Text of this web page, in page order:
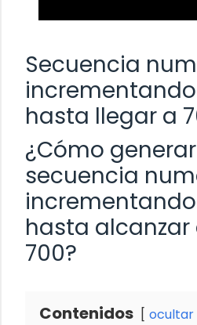
Secuencia
incrementando
hasta llegar a
¿Cómo
secuencia
incrementando
hasta alcanzar
700?
Contenidos ocultar